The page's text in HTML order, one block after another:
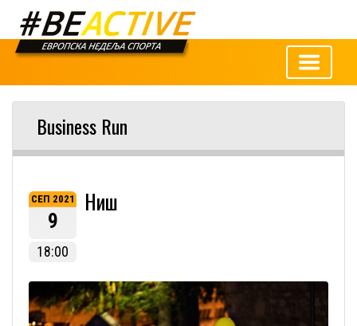
Business Run
СЕП 2021
9
18:00
Ниш